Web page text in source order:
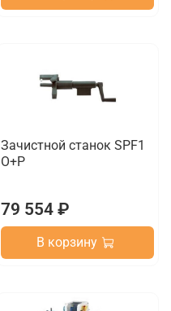
Зачистной станок SPF1
O+P
79 554 ₽
В корзину